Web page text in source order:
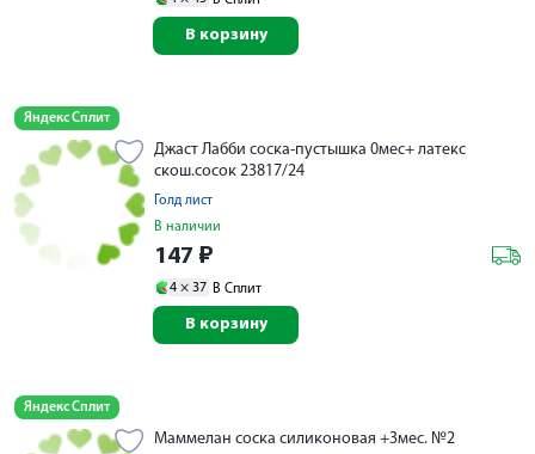
В корзину
Яндекс Сплит
Джаст Лабби соска-пустышка 0мес+ латекс
скош.сосок 23817/24
Голд лист
В наличии
147 ₽
4 × 37 В Сплит
В корзину
Яндекс Сплит
Маммелан соска силиконовая +3мес. №2